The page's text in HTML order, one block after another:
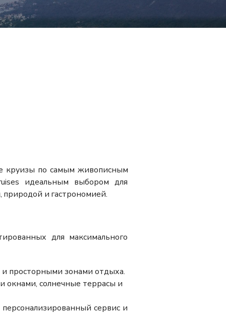
круизы по самым живописным
идеальным выбором для
природой и гастрономией.
для максимального
просторными зонами отдыха.
окнами, солнечные террасы и
сервис и